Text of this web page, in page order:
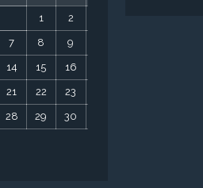
1 2
7 8 9
14 15 16
21 22 23
28 29 30